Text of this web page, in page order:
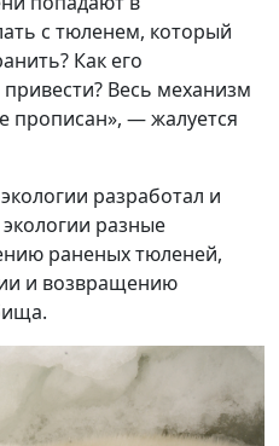
с тюленем, который
Как его
Весь механизм
прописан», — жалуется
разработал и
разные
раненых тюленей,
и возвращению